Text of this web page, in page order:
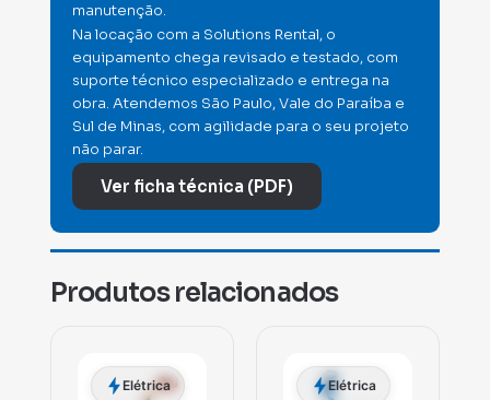
manutenção.
Na locação com a Solutions Rental, o
equipamento chega revisado e testado, com
suporte técnico especializado e entrega na
obra. Atendemos São Paulo, Vale do Paraíba e
Sul de Minas, com agilidade para o seu projeto
não parar.
Ver ficha técnica (PDF)
Produtos relacionados
Elétrica Elétrica